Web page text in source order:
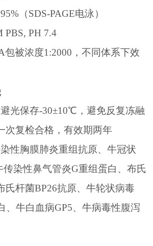
95% （SDS-PAGE电泳）
PBS, PH 7.4
包被浓度1:2000 ，不同体系下效
光保存-30±10℃，避免反复冻融
次复检合格，有效期两年
性胸膜肺炎重组抗原、牛冠状
传染性鼻气管炎G重组蛋白、布氏
氏杆菌BP26抗原、牛轮状病毒
、牛白血病GP5、牛病毒性腹泻